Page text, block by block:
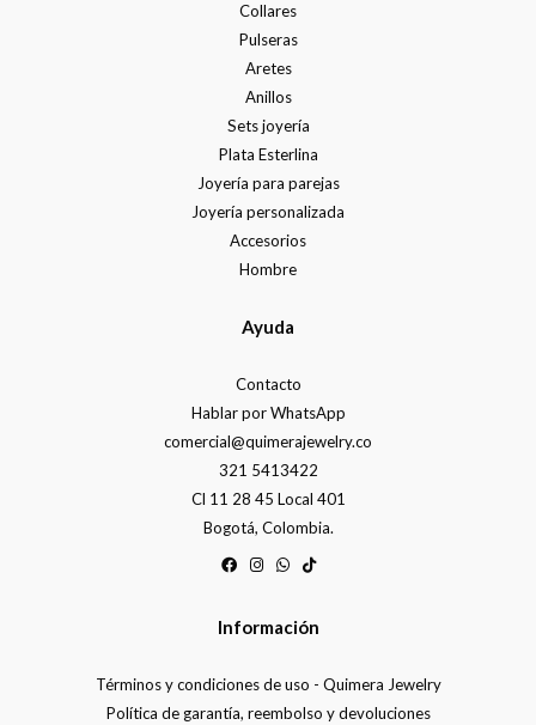
Collares
Pulseras
Aretes
Anillos
Sets joyería
Plata Esterlina
Joyería para parejas
Joyería personalizada
Accesorios
Hombre
Ayuda
Contacto
Hablar por WhatsApp
comercial@quimerajewelry.co
321 5413422
Cl 11 28 45 Local 401
Bogotá, Colombia.
Información
Términos y condiciones de uso - Quimera Jewelry
Política de garantía, reembolso y devoluciones